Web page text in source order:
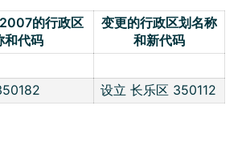
的行政区
和代码
变更的行政区划名称
和新代码
设立 长乐区 350112